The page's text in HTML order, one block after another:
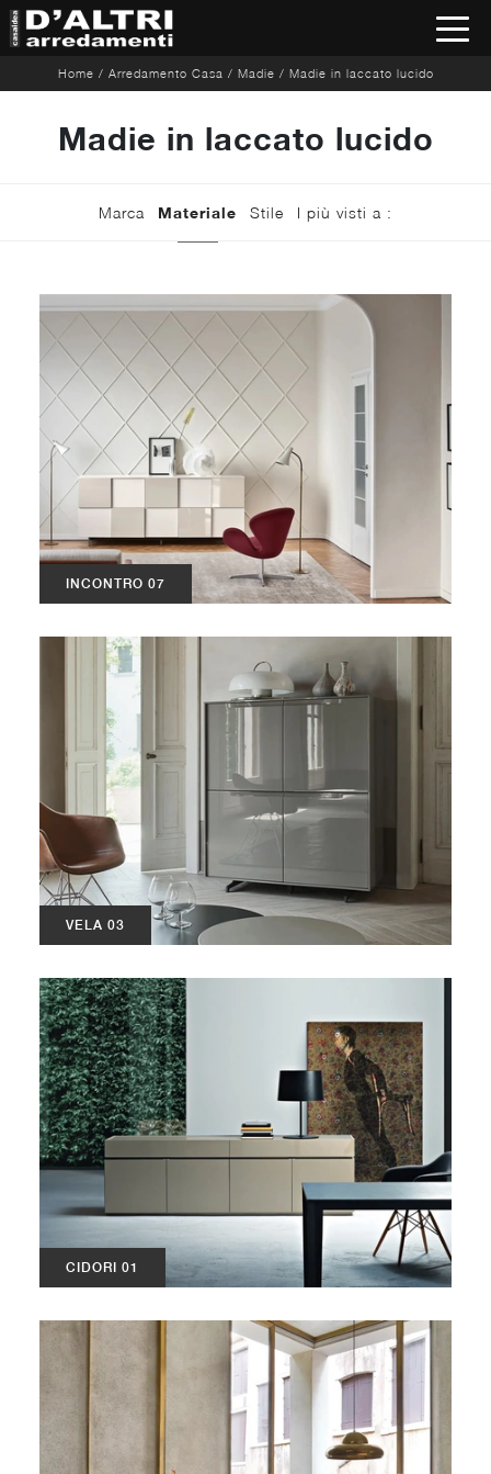
Home / Arredamento Casa / Madie / Madie in laccato lucido
Madie in laccato lucido
Marca Materiale Stile I più visti a :
INCONTRO 07
VELA 03
CIDORI 01